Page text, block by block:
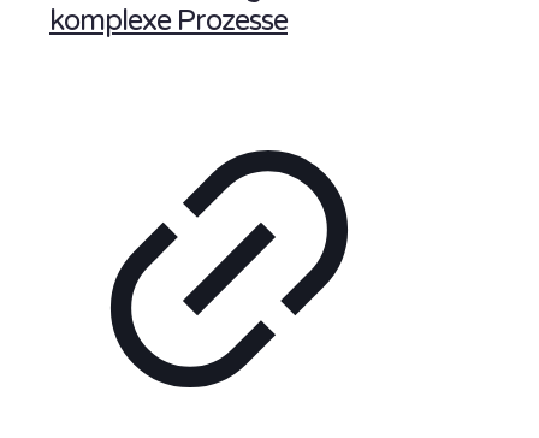
komplexe Prozesse